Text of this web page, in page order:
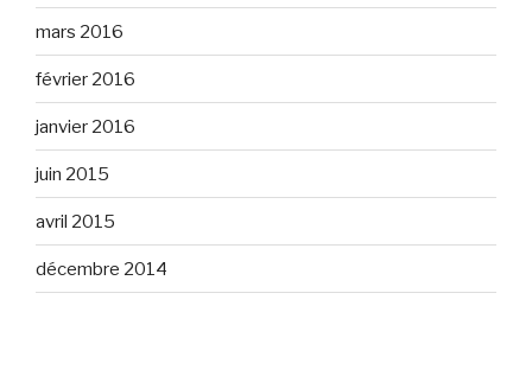
mars 2016
février 2016
janvier 2016
juin 2015
avril 2015
décembre 2014